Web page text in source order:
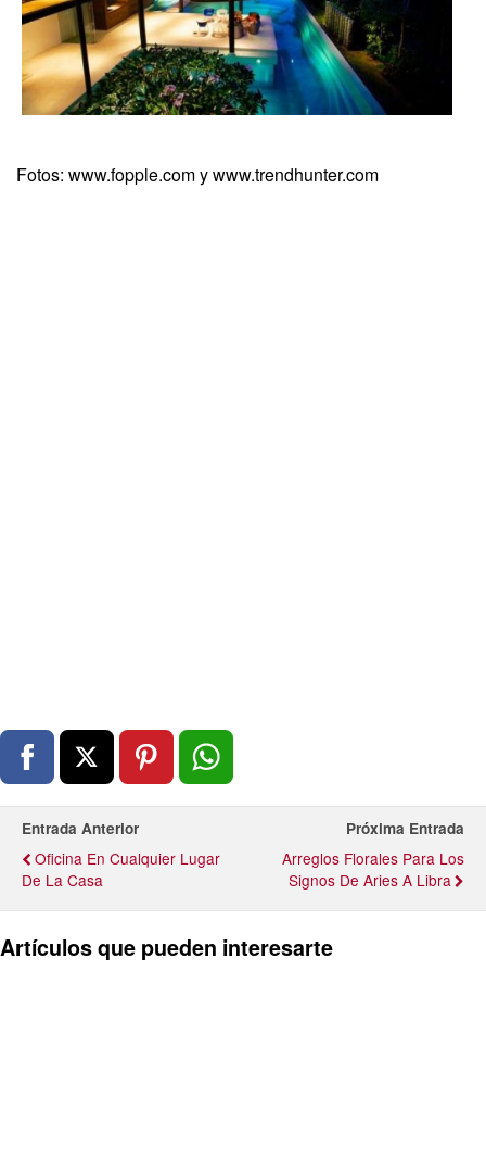
Fotos: www.fopple.com y www.trendhunter.com
Entrada Anterior
Oficina En Cualquier Lugar
De La Casa
Próxima Entrada
Arreglos Florales Para Los
Signos De Aries A Libra
Artículos que pueden interesarte